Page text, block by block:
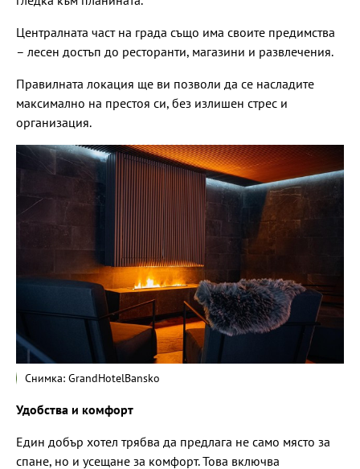
Централната част на града също има своите предимства
– лесен достъп до ресторанти, магазини и развлечения.
Правилната локация ще ви позволи да се насладите
максимално на престоя си, без излишен стрес и
организация.
Снимка: GrandHotelBansko
Удобства и комфорт
Един добър хотел трябва да предлага не само място за
спане, но и усещане за комфорт. Това включва